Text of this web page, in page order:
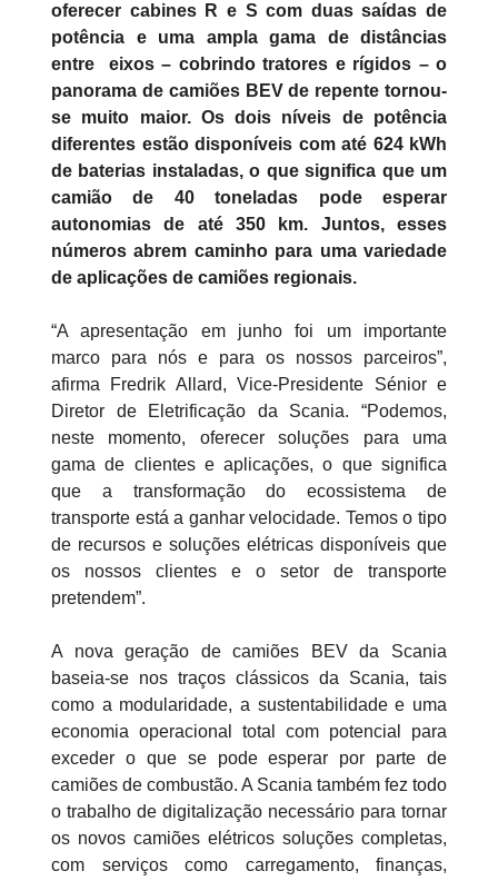
oferecer cabines R e S com duas saídas de
potência e uma ampla gama de distâncias
entre eixos – cobrindo tratores e rígidos – o
panorama de camiões BEV de repente tornou-
se muito maior. Os dois níveis de potência
diferentes estão disponíveis com até 624 kWh
de baterias instaladas, o que significa que um
camião de 40 toneladas pode esperar
autonomias de até 350 km. Juntos, esses
números abrem caminho para uma variedade
de aplicações de camiões regionais.
“A apresentação em junho foi um importante
marco para nós e para os nossos parceiros”,
afirma Fredrik Allard, Vice-Presidente Sénior e
Diretor de Eletrificação da Scania. “Podemos,
neste momento, oferecer soluções para uma
gama de clientes e aplicações, o que significa
que a transformação do ecossistema de
transporte está a ganhar velocidade. Temos o tipo
de recursos e soluções elétricas disponíveis que
os nossos clientes e o setor de transporte
pretendem”.
A nova geração de camiões BEV da Scania
baseia-se nos traços clássicos da Scania, tais
como a modularidade, a sustentabilidade e uma
economia operacional total com potencial para
exceder o que se pode esperar por parte de
camiões de combustão. A Scania também fez todo
o trabalho de digitalização necessário para tornar
os novos camiões elétricos soluções completas,
com serviços como carregamento, finanças,